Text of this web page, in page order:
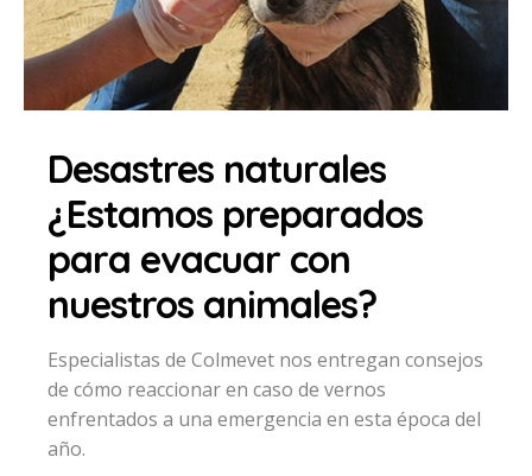
Desastres naturales
¿Estamos preparados
para evacuar con
nuestros animales?
Especialistas de Colmevet nos entregan consejos
de cómo reaccionar en caso de vernos
enfrentados a una emergencia en esta época del
año.